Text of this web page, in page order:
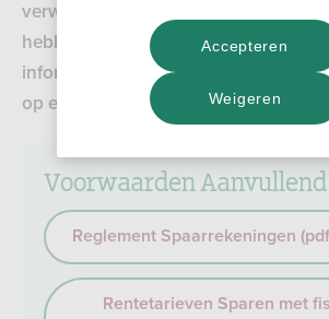
verwachten. Maar ook wat wij van u
hebben hier alle voorwaarden en
informatie voor de Gouden
op een rijtje gezet.
Voorwaarden
Reglement Spaarrekeningen
Rentetarieven Sparen met
Weigeren
Accepteren